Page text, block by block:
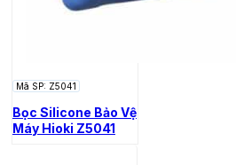
Mã SP: Z5041
Bọc Silicone Bảo Vệ
Máy Hioki Z5041